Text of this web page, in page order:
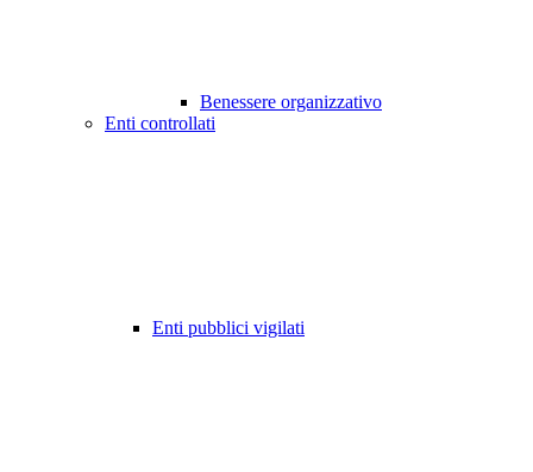
Benessere organizzativo
Enti controllati
Enti pubblici vigilati